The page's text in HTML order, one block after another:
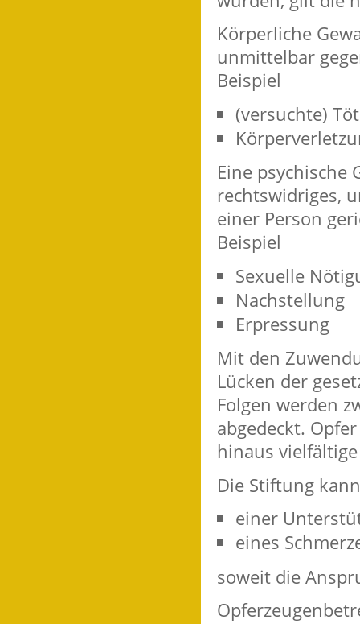
Körperliche
unmittelbar
Beispiel
(versuchte)
Eine psychische
rechtswidriges,
einer Person
Beispiel
Sexuelle
Nachstellung
Erpressung
Mit den
Lücken der
Folgen werden
abgedeckt.
hinaus
Die Stiftung
einer
eines
soweit die